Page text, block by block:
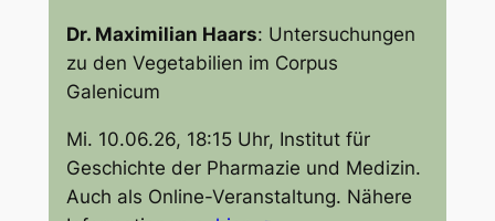
Dr. Maximilian Haars: Untersuchungen
zu den Vegetabilien im Corpus
Galenicum
Mi. 10.06.26, 18:15 Uhr, Institut für
Geschichte der Pharmazie und Medizin.
Auch als Online-Veranstaltung. Nähere